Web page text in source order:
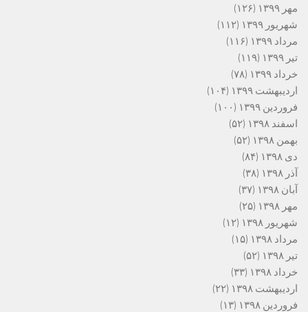
مهر ۱۳۹۹
(۱۲۶)
شهریور ۱۳۹۹
(۱۱۲)
مرداد ۱۳۹۹
(۱۱۶)
تیر ۱۳۹۹
(۱۱۹)
خرداد ۱۳۹۹
(۷۸)
اردیبهشت ۱۳۹۹
(۱۰۴)
فروردین ۱۳۹۹
(۱۰۰)
اسفند ۱۳۹۸
(۵۲)
بهمن ۱۳۹۸
(۵۲)
دی ۱۳۹۸
(۸۴)
آذر ۱۳۹۸
(۳۸)
آبان ۱۳۹۸
(۳۷)
مهر ۱۳۹۸
(۲۵)
شهریور ۱۳۹۸
(۱۲)
مرداد ۱۳۹۸
(۱۵)
تیر ۱۳۹۸
(۵۲)
خرداد ۱۳۹۸
(۳۳)
اردیبهشت ۱۳۹۸
(۲۲)
فروردین ۱۳۹۸
(۱۳)